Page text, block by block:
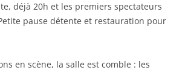
déjà 20h et les premiers spectateurs
pause détente et restauration pour
en scène, la salle est comble : les